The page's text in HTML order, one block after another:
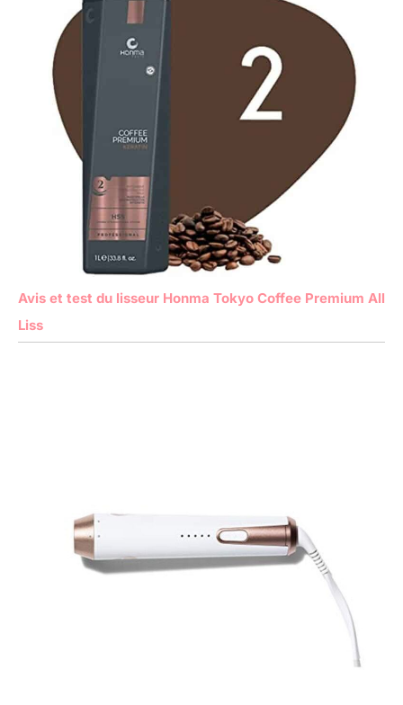
Avis et test du lisseur Honma Tokyo Coffee Premium All
Liss